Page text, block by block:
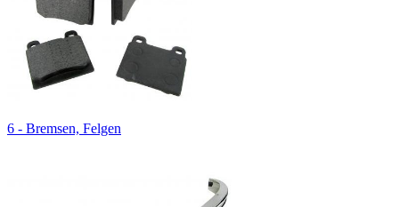
6 - Bremsen, Felgen